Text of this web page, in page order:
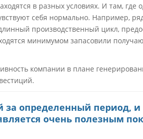
в разных условиях. И там, где
себя нормально. Например,
производственный цикл,
минимумом запасовили
компании в плане
определенный период, и
очень полезным